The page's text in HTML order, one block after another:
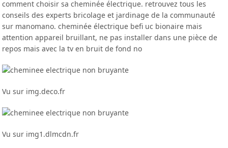
comment choisir sa cheminée électrique. retrouvez tous les
conseils des experts bricolage et jardinage de la communauté
sur manomano. cheminée électrique befi uc bionaire mais
attention appareil bruillant, ne pas installer dans une pièce de
repos mais avec la tv en bruit de fond no
Vu sur img.deco.fr
Vu sur img1.dlmcdn.fr